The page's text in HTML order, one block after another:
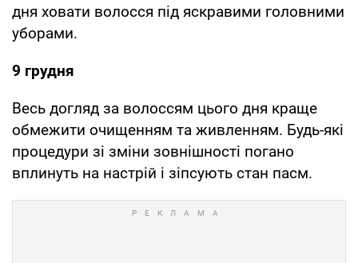
дня ховати волосся під яскравими головними
уборами.
9 грудня
Весь догляд за волоссям цього дня краще
обмежити очищенням та живленням. Будь-які
процедури зі зміни зовнішності погано
вплинуть на настрій і зіпсують стан пасм.